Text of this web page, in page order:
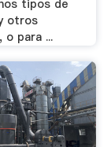
tipos de
otros
o para ...